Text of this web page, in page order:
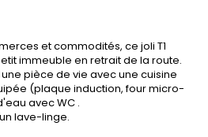
et commodités, ce joli T1
immeuble en retrait de la route.
pièce de vie avec une cuisine
(plaque induction, four micro-
avec WC .
lave-linge.